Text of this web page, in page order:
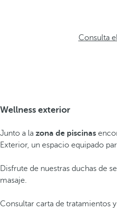
Consulta
Wellness exterior
Junto a la zona de piscinas
Exterior, un espacio equipado
Disfrute de nuestras duchas de
masaje.
Consultar carta de tratamientos